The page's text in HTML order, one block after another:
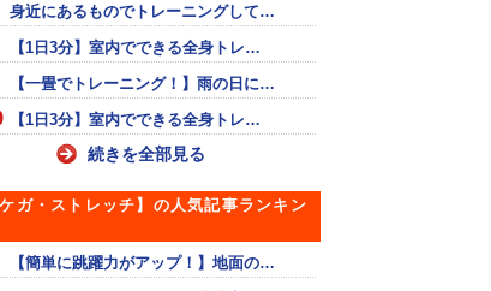
けて！】
たい方へお
ーニング
ったスタビライゼーショ
ン「ウォールマウンテン
身近にあるものでトレーニングして…
【1日3分】室内でできる全身トレ…
【一畳でトレーニング！】雨の日に…
【1日3分】室内でできる全身トレ…
続きを全部見る
ケガ・ストレッチ】の人気記事ランキン
【簡単に跳躍力がアップ！】地面の…